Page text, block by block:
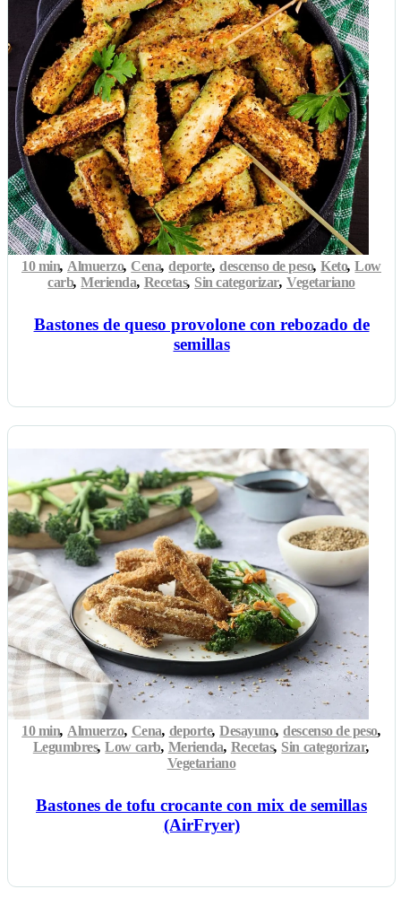
Bastones de queso provolone con rebozado de
semillas
10 min, Almuerzo, Cena,deporte,descenso de peso,Keto,Low
carb,Merienda, Recetas, Sin categorizar, Vegetariano
Bastones de tofu crocante con mix de semillas
(AirFryer)
10 min, Almuerzo, Cena, deporte,Desayuno,descenso de peso,
Legumbres,Low carb, Merienda, Recetas, Sin categorizar,
Vegetariano